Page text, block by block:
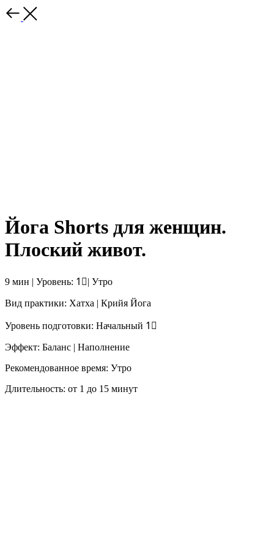
Йога Shorts для женщин.
Плоский живот.
9 мин | Уровень: 1⃣| Утро
Вид практики: Хатха | Крийя Йога
Уровень подготовки: Начальный 1⃣
Эффект: Баланс | Наполнение
Рекомендованное время: Утро
Длительность: от 1 до 15 минут